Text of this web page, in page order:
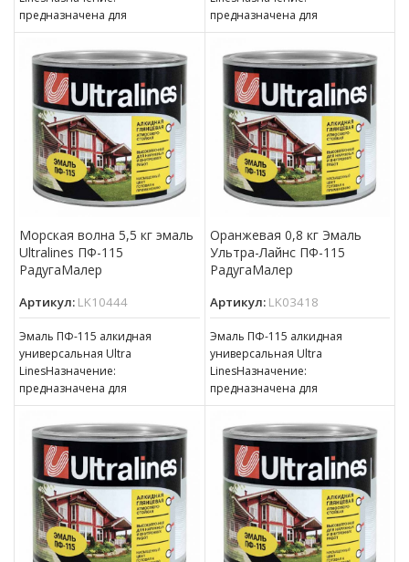
предназначена для
окрашивания деревянных,
металлических и других
поверхностей, подвергающихся
атмосферным воздействиям,
для окраски внутри
предназначена для
окрашивания деревянных,
металлических и других
поверхностей, подвергающихся
атмосферным воздействиям,
для окраски внутри
Морская волна 5,5 кг эмаль
Ultralines ПФ-115
РадугаМалер
Артикул: LK10444
Эмаль ПФ-115 алкидная
универсальная Ultra
LinesНазначение:
предназначена для
окрашивания деревянных,
металлических и других
поверхностей, подвергающихся
атмосферным воздействиям,
для окраски внутри
Оранжевая 0,8 кг Эмаль
Ультра-Лайнс ПФ-115
РадугаМалер
Артикул: LK03418
Эмаль ПФ-115 алкидная
универсальная Ultra
LinesНазначение:
предназначена для
окрашивания деревянных,
металлических и других
поверхностей, подвергающихся
атмосферным воздействиям,
для окраски внутри